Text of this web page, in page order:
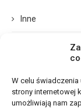
W celu świadczenia
strony internetowej
umożliwiają nam
Inne
Biznes, Finanse
Budownictwo,